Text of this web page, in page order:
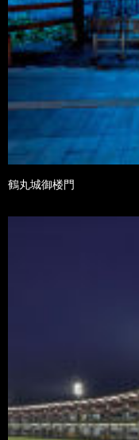
鶴丸城御楼門